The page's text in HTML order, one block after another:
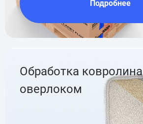
Подробнее
Обработка ковролина
оверлоком